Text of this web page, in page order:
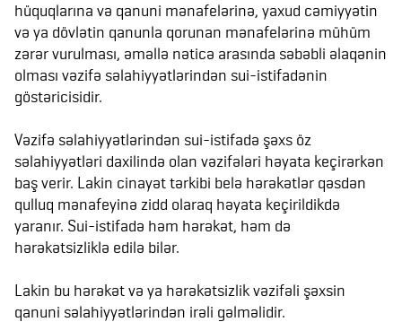
hüquqlarına və qanuni mənafelərinə, yaxud cəmiyyətin
və ya dövlətin qanunla qorunan mənafelərinə mühüm
zərər vurulması, əməllə nəticə arasında səbəbli əlaqənin
olması vəzifə səlahiyyətlərindən sui-istifadənin
göstəricisidir.
Vəzifə səlahiyyətlərindən sui-istifadə şəxs öz
səlahiyyətləri daxilində olan vəzifələri həyata keçirərkən
baş verir. Lakin cinayət tərkibi belə hərəkətlər qəsdən
qulluq mənafeyinə zidd olaraq həyata keçirildikdə
yaranır. Sui-istifadə həm hərəkət, həm də
hərəkətsizliklə edilə bilər.
Lakin bu hərəkət və ya hərəkətsizlik vəzifəli şəxsin
qanuni səlahiyyətlərindən irəli gəlməlidir.